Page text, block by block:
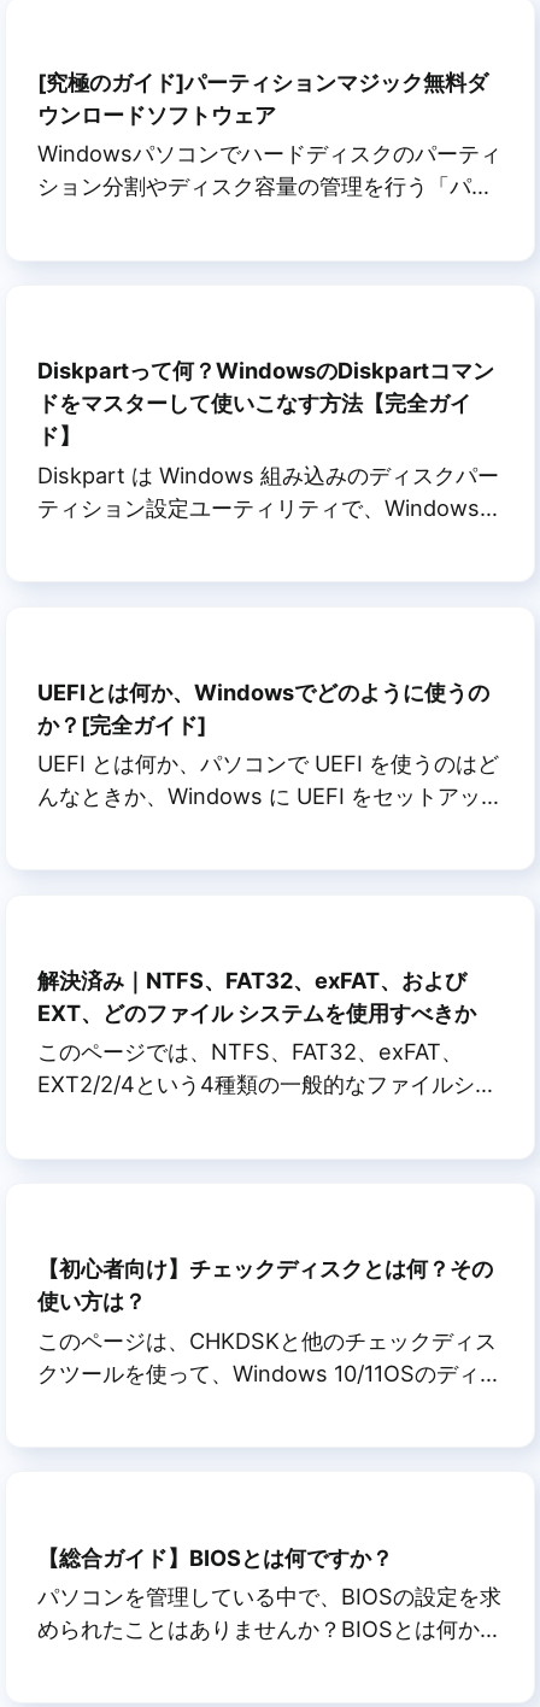
[究極のガイド]パーティションマジック無料ダ
ウンロードソフトウェア
Windowsパソコンでハードディスクのパーティ
ション分割やディスク容量の管理を行う「パー
スクのパーティションを柔軟に管理することが
できます。
Diskpartって何？WindowsのDiskpartコマン
ドをマスターして使いこなす方法【完全ガイ
ド】
Diskpart は Windows 組み込みのディスクパー
ティション設定ユーティリティで、Windows
コマンドを適用して、パソコンのディスクパー
ティションを障害なく管理する方法について説
明します。
UEFIとは何か、Windowsでどのように使うの
か？[完全ガイド]
UEFI とは何か、パソコンで UEFI を使うのはど
んなときか、Windows に UEFI をセットアッ
解決済み｜NTFS、FAT32、exFAT、および
EXT、どのファイル システムを使用すべきか
このページでは、NTFS、FAT32、exFAT、
EXT2/2/4という4種類の一般的なファイルシス
分で解決したりすることもできます。
【初心者向け】チェックディスクとは何？その
使い方は？
このページは、CHKDSKと他のチェックディス
クツールを使って、Windows 10/11OSのディス
【総合ガイド】BIOSとは何ですか？
パソコンを管理している中で、BIOSの設定を求
められたことはありませんか？BIOSとは何か、